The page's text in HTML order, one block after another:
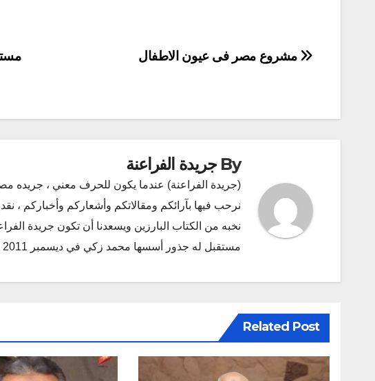
تصفّح
مشروع مصر فى عيون الاطفال
By جريدة الفراعنة
(جريدة الفراعنة) عندما يكون للحرف معني ، جريده
نرحب فيها بآرائكم ومقالاتكم وأشعاركم وأخباركم ،
نخبه من الكتاب البارزين ويسعدنا أن تكون جريدة
مستقبل له جذور أسسها محمد زكي في ديسمبر 2011 البريد الإلكتروني alfaraena1@gmail.com
Related Post